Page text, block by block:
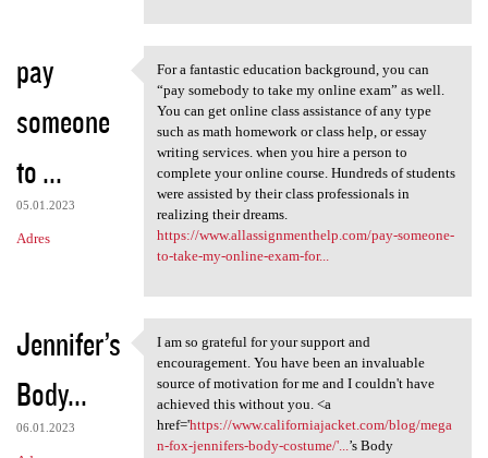
pay
someone
to ...
05.01.2023
Adres
For a fantastic education
For a fantastic education background, you can
“pay somebody to take my online exam” as well.
You can get online class assistance of any type
such as math homework or class help, or essay
writing services. when you hire a person to
complete your online course. Hundreds of students
were assisted by their class professionals in
realizing their dreams.
https://www.allassignmenthelp.com/pay-someone-
to-take-my-online-exam-for...
Jennifer’s
Body...
06.01.2023
I am so grateful for your
I am so grateful for your support and
encouragement. You have been an invaluable
source of motivation for me and I couldn't have
achieved this without you. <a
href='https://www.californiajacket.com/blog/mega
n-fox-jennifers-body-costume/'... ’s Body